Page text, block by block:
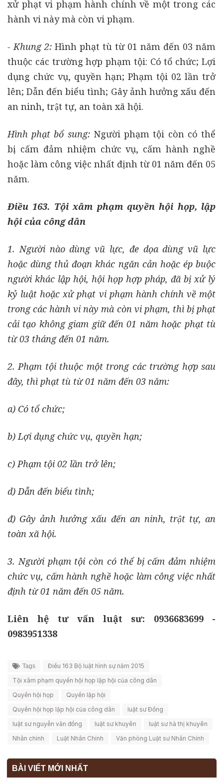
xử phạt vi phạm hành chính về một trong các
hành vi này mà còn vi phạm.
- Khung 2: Hình phạt tù từ 01 năm đến 03 năm
thuộc các trường hợp phạm tội: Có tổ chức; Lợi
dụng chức vụ, quyền hạn; Phạm tội 02 lần trở
lên; Dẫn đến biểu tình; Gây ảnh hưởng xấu đến
an ninh, trật tự, an toàn xã hội.
Hình phạt bổ sung: Người phạm tội còn có thể
bị cấm đảm nhiệm chức vụ, cấm hành nghề
hoặc làm công việc nhất định từ 01 năm đến 05
năm.
Điều 163. Tội xâm phạm quyền hội họp, lập
hội của công dân
1. Người nào dùng vũ lực, đe dọa dùng vũ lực
hoặc dùng thủ đoạn khác ngăn cản hoặc ép buộc
người khác lập hội, hội họp hợp pháp, đã bị xử lý
kỷ luật hoặc xử phạt vi phạm hành chính về một
trong các hành vi này mà còn vi phạm, thì bị phạt
cải tạo không giam giữ đến 01 năm hoặc phạt tù
từ 03 tháng đến 01 năm.
2. Phạm tội thuộc một trong các trường hợp sau
đây, thì phạt tù từ 01 năm đến 03 năm:
a) Có tổ chức;
b) Lợi dụng chức vụ, quyền hạn;
c) Phạm tội 02 lần trở lên;
d) Dẫn đến biểu tình;
đ) Gây ảnh hưởng xấu đến an ninh, trật tự, an
toàn xã hội.
3. Người phạm tội còn có thể bị cấm đảm nhiệm
chức vụ, cấm hành nghề hoặc làm công việc nhất
định từ 01 năm đến 05 năm.
Liên hệ tư vấn luật sư: 0936683699 -
0983951338
Tags
Điều 163 Bộ luật hình sự năm 2015
Tội xâm phạm quyền hội họp lập hội của công dân
Quyền hội họp
Quyền lập hội
Quyền hội họp lập hội của công dân
luật sư Đồng
luật sư nguyễn văn đồng
luật sư khuyên
luật sư hà thị khuyên
Nhân chính
Luật Nhân Chính Văn phòng Luật sư Nhân Chính
BÀI VIẾT MỚI NHẤT